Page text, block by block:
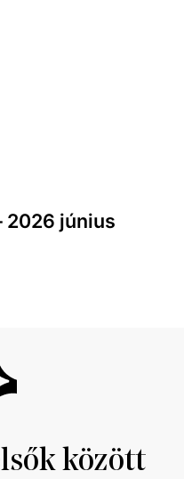
2026 június
között